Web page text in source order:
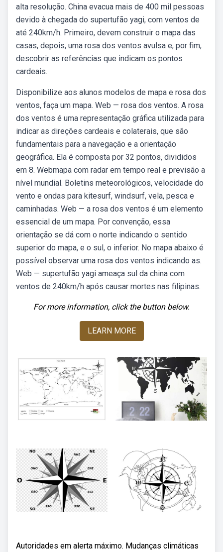
alta resolução. China evacua mais de 400 mil pessoas
devido à chegada do supertufão yagi, com ventos de
até 240km/h. Primeiro, devem construir o mapa das
casas, depois, uma rosa dos ventos avulsa e, por fim,
descobrir as referências que indicam os pontos
cardeais.
Disponibilize aos alunos modelos de mapa e rosa dos
ventos, faça um mapa. Web — rosa dos ventos. A rosa
dos ventos é uma representação gráfica utilizada para
indicar as direções cardeais e colaterais, que são
fundamentais para a navegação e a orientação
geográfica. Ela é composta por 32 pontos, divididos
em 8. Webmapa com radar em tempo real e previsão a
nível mundial. Boletins meteorológicos, velocidade do
vento e ondas para kitesurf, windsurf, vela, pesca e
caminhadas. Web — a rosa dos ventos é um elemento
essencial de um mapa. Por convenção, essa
orientação se dá com o norte indicando o sentido
superior do mapa, e o sul, o inferior. No mapa abaixo é
possível observar uma rosa dos ventos indicando as.
Web — supertufão yagi ameaça sul da china com
ventos de 240km/h após causar mortes nas filipinas.
For more information, click the button below.
LEARN MORE
Autoridades em alerta máximo. Mudanças climáticas